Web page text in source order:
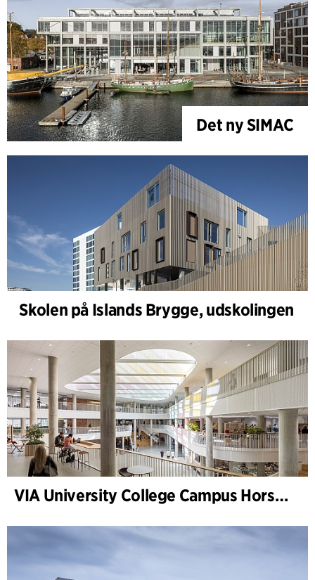
Det ny SIMAC
Skolen på Islands Brygge, udskolingen
VIA University College Campus Horsens